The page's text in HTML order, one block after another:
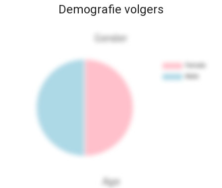
Demografie volgers
Gender
Age